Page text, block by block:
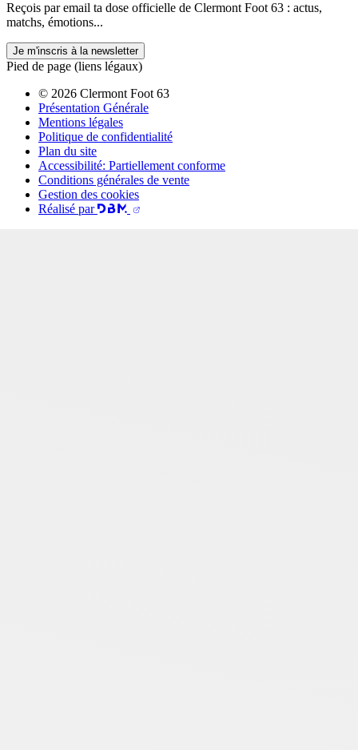
Reçois par email ta dose officielle de Clermont Foot 63 : actus,
matchs, émotions...
Je m'inscris à la newsletter
Pied de page (liens légaux)
© 2026 Clermont Foot 63
Présentation Générale
Mentions légales
Politique de confidentialité
Plan du site
Accessibilité: Partiellement conforme
Conditions générales de vente
Gestion des cookies
Réalisé par